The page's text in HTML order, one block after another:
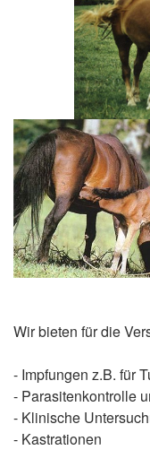
Wir bieten für die
- Impfungen z.B. für
- Parasitenkontrolle
- Klinische
- Kastrationen